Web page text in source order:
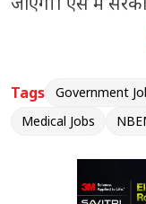
के लिए यह सुनहरा
Tags Government
Medical Jobs